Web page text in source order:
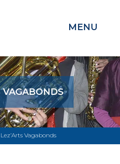
MENU
VAGABONDS
Lez’Arts Vagabonds